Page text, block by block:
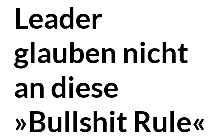
Leader
glauben nicht
an diese
»Bullshit Rule«